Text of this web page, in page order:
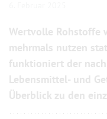
Wertvolle Rohstoffe
mehrmals nutzen
funktioniert der
Lebensmittel- und
Überblick zu den